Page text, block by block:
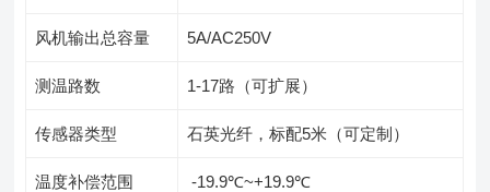
风机输出总容量 5A/AC250V
测温路数 1-17路（可扩展）
传感器类型 石英光纤，标配5米（可定制）
温度补偿范围 -19.9℃~+19.9℃